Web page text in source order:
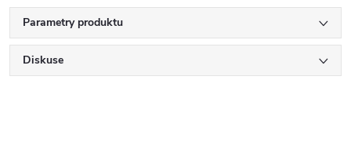
Parametry produktu
Diskuse